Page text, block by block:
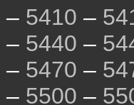
– 5410 –
– 5440 –
– 5470 –
– 5500 –